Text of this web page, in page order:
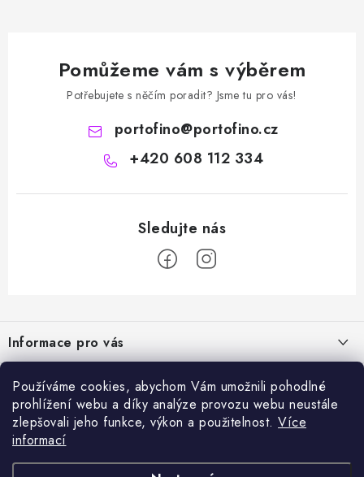
Používáme cookies, abychom Vám umožnili pohodlné
prohlížení webu a díky analýze provozu webu neustále
zlepšovali jeho funkce, výkon a použitelnost. Více
informací
Pomůžeme vám s výběrem
Potřebujete s něčím poradit? Jsme tu pro vás!
portofino@portofino.cz
+420 608 112 334
p
a
Informace pro vás
Jak nakupovat
O nás
Kontakty
Sortiment
Chemie a péče o vozidla
Příslušenství a ND k automyčkám
Nejprodávanější
Přijímáme online platby